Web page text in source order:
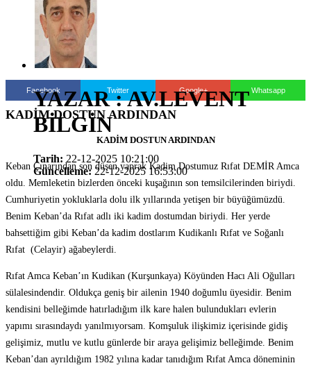
YAZAR : AV.LEVENT
BİLGİN
Tarih: 22-12-2025 10:21:00
Güncelleme:22-12-2025 16:53:00
Facebook Twitter Google+ Whatsapp
KADİM DOSTUN ARDINDAN
KADİM DOSTUN ARDINDAN
Keban Çınarından son düşen yaprak Kadim Dostumuz Rıfat DEMİR Amca
oldu. Memleketin bizlerden önceki kuşağının son temsilcilerinden biriydi.
Cumhuriyetin yokluklarla dolu ilk yıllarında yetişen bir büyüğümüzdü.
Benim Keban’da Rıfat adlı iki kadim dostumdan biriydi. Her yerde
bahsettiğim gibi Keban’da kadim dostlarım Kudikanlı Rıfat ve Soğanlı
Rıfat (Celayir) ağabeylerdi.
Rıfat Amca Keban’ın Kudikan (Kurşunkaya) Köyünden Hacı Ali Oğulları
sülalesindendir. Oldukça geniş bir ailenin 1940 doğumlu üyesidir. Benim
kendisini belleğimde hatırladığım ilk kare halen bulundukları evlerin
yapımı sırasındaydı yanılmıyorsam. Komşuluk ilişkimiz içerisinde gidiş
gelişimiz, mutlu ve kutlu günlerde bir araya gelişimiz belleğimde. Benim
Keban’dan ayrıldığım 1982 yılına kadar tanıdığım Rıfat Amca döneminin